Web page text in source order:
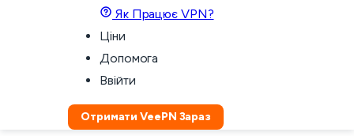
Як Працює VPN?
Ціни
Допомога
Ввійти
Отримати VeePN Зараз